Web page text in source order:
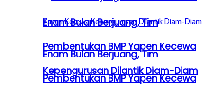
Enam Bulan Berjuang, Tim
Pembentukan BMP Yapen Kecewa
Kepengurusan Dilantik Diam-Diam
Enam Bulan Berjuang, Tim
Pembentukan BMP Yapen Kecewa